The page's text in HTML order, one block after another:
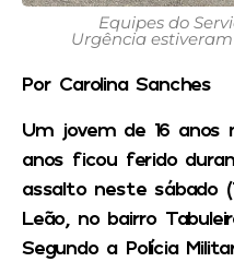
Equipes do
Urgência
Por Carolina Sanches
Um jovem de 16
anos ficou ferido
assalto neste sábado
Leão, no bairro
Segundo a Polícia